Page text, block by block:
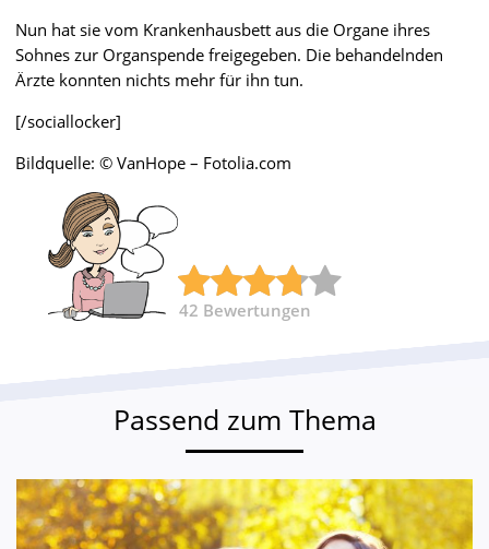
Nun hat sie vom Krankenhausbett aus die Organe ihres
Sohnes zur Organspende freigegeben. Die behandelnden
Ärzte konnten nichts mehr für ihn tun.
[/sociallocker]
Bildquelle: © VanHope – Fotolia.com
42 Bewertungen
Passend zum Thema